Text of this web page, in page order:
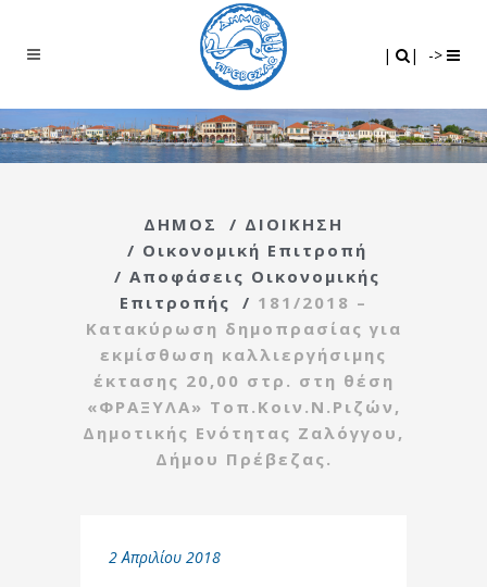
| | ->
ΔΗΜΟΣ / ΔΙΟΙΚΗΣΗ
/ Οικονομική Επιτροπή
/ Αποφάσεις Οικονομικής
Επιτροπής
/ 181/2018 –
Κατακύρωση δημοπρασίας για
εκμίσθωση καλλιεργήσιμης
έκτασης 20,00 στρ. στη θέση
«ΦΡΑΞΥΛΑ» Τοπ.Κοιν.Ν.Ριζών,
Δημοτικής Ενότητας Ζαλόγγου,
Δήμου Πρέβεζας.
2 Απριλίου 2018